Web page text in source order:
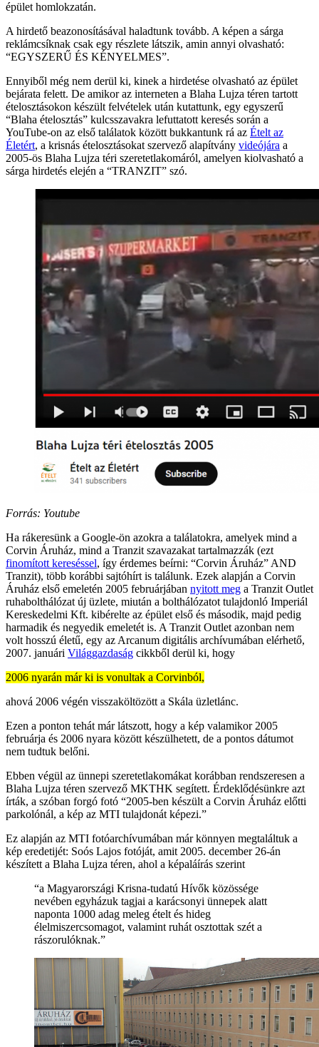
épület homlokzatán.
A hirdető beazonosításával haladtunk tovább. A képen a sárga
reklámcsíknak csak egy részlete látszik, amin annyi olvasható:
“EGYSZERŰ ÉS KÉNYELMES”.
Ennyiből még nem derül ki, kinek a hirdetése olvasható az épület
bejárata felett. De amikor az interneten a Blaha Lujza téren tartott
ételosztásokon készült felvételek után kutattunk, egy egyszerű
“Blaha ételosztás” kulcsszavakra lefuttatott keresés során a
YouTube-on az első találatok között bukkantunk rá az Ételt az
Életért, a krisnás ételosztásokat szervező alapítvány videójára a
2005-ös Blaha Lujza téri szeretetlakomáról, amelyen kiolvasható a
sárga hirdetés elején a “TRANZIT” szó.
Forrás: Youtube
Ha rákeresünk a Google-ön azokra a találatokra, amelyek mind a
Corvin Áruház, mind a Tranzit szavazakat tartalmazzák (ezt
finomított kereséssel, így érdemes beírni: “Corvin Áruház” AND
Tranzit), több korábbi sajtóhírt is találunk. Ezek alapján a Corvin
Áruház első emeletén 2005 februárjában nyitott meg a Tranzit Outlet
ruhabolthálózat új üzlete, miután a bolthálózatot tulajdonló Imperiál
Kereskedelmi Kft. kibérelte az épület első és második, majd pedig
harmadik és negyedik emeletét is. A Tranzit Outlet azonban nem
volt hosszú életű, egy az Arcanum digitális archívumában elérhető,
2007. januári Világgazdaság cikkből derül ki, hogy
2006 nyarán már ki is vonultak a Corvinból,
ahová 2006 végén visszaköltözött a Skála üzletlánc.
Ezen a ponton tehát már látszott, hogy a kép valamikor 2005
februárja és 2006 nyara között készülhetett, de a pontos dátumot
nem tudtuk belőni.
Ebben végül az ünnepi szeretetlakomákat korábban rendszeresen a
Blaha Lujza téren szervező MKTHK segített. Érdeklődésünkre azt
írták, a szóban forgó fotó “2005-ben készült a Corvin Áruház előtti
parkolónál, a kép az MTI tulajdonát képezi.”
Ez alapján az MTI fotóarchívumában már könnyen megtaláltuk a
kép eredetijét: Soós Lajos fotóját, amit 2005. december 26-án
készített a Blaha Lujza téren, ahol a képaláírás szerint
“a Magyarországi Krisna-tudatú Hívők közössége
nevében egyházuk tagjai a karácsonyi ünnepek alatt
naponta 1000 adag meleg ételt és hideg
élelmiszercsomagot, valamint ruhát osztottak szét a
rászorulóknak.”